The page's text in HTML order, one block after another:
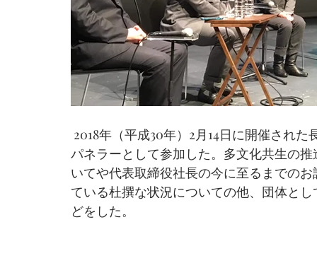
パネラーとして参加した。多文化共生の
いてや代表取締役社長の今に至るまでの
ている杜撰な状況についての他、団体と
どをした。